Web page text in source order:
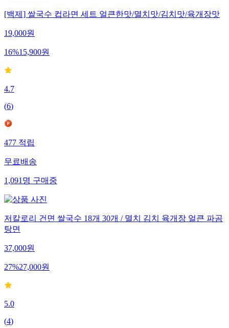
[백제] 쌀국수 컵라면 세트 얼큰한맛/멸치맛/김치맛/육개장맛
19,000원
16%15,900원
4.7
(6)
477적립
무료배송
1,091명구매중
저칼로리 건면 쌀국수 18개 30개 / 멸치 김치 육개장 얼큰 파곰
탕면
37,000원
27%27,000원
5.0
(4)